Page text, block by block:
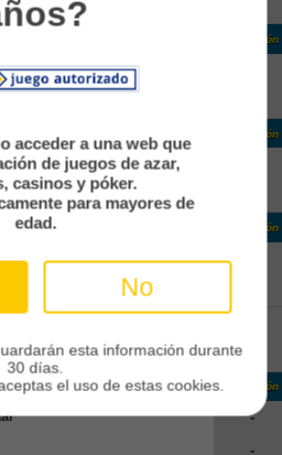
Clasificación
Clasificación
Clasificación
Clasificación
-
-
acceder a una web que
de juegos de azar,
casinos y póker.
para mayores de
edad.
No
esta información durante
30 días.
el uso de estas cookies.